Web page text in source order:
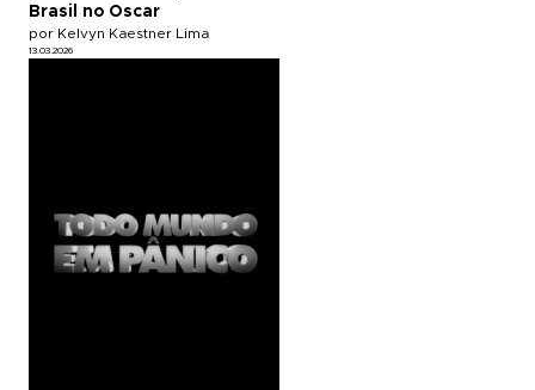
Brasil no Oscar
por Kelvyn Kaestner Lima
13.03.2026